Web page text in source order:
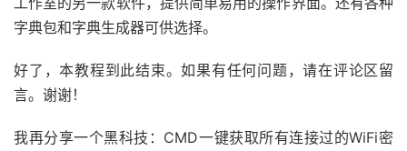
字典包和字典生成器可供选择。
好了，本教程到此结束。如果有任何问题，请在评论区留
言。谢谢！
我再分享一个黑科技：CMD一键获取所有连接过的WiFi密